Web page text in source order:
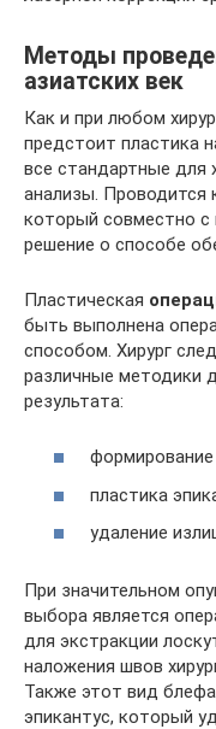
Методы
азиатских век
Как и при любом
предстоит пластика
все стандартные для
анализы. Проводится
который совместно с
решение о способе
Пластическая
быть выполнена
способом. Хирург
различные методики
результата:
формирование
пластика
удаление
При значительном
выбора является
для экстракции
наложения швов
Также этот вид
эпикантус, который